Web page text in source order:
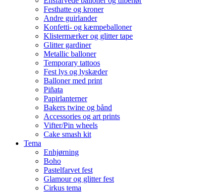
Festhatte og kroner
Andre guirlander
Konfetti- og kæmpeballoner
Klistermærker og glitter tape
Glitter gardiner
Metallic balloner
Temporary tattoos
Fest lys og lyskæder
Balloner med print
Piñata
Papirlanterner
Bakers twine og bånd
Accessories og art prints
Vifter/Pin wheels
Cake smash kit
Tema
Enhjørning
Boho
Pastelfarvet fest
Glamour og glitter fest
Cirkus tema